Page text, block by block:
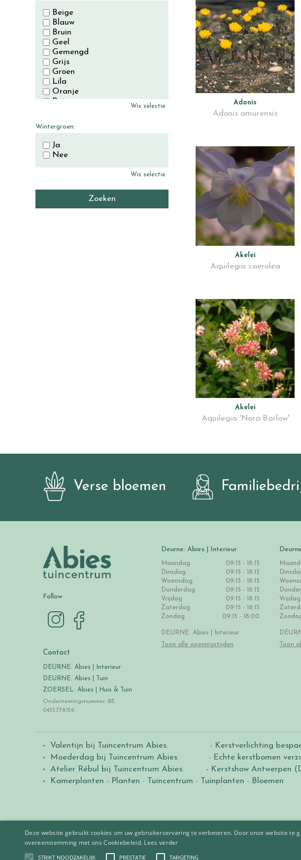
Adonis
Adonis amurensis
Akelei
Aquilegia caerulea
Akelei
Aquilegia 'Nora Barlow'
Beige
Blauw
Bruin
Geel
Gemengd
Grijs
Groen
Lila
Oranje
Paars
Wit
Zwart
Wis selectie
Wintergroen:
Ja
Nee
Wis selectie
Verse bloemen
Follow
Contact
DEURNE: Abies | Interieur
DEURNE: Abies | Tuin
ZOERSEL: Abies | Huis & Tuin
Ondernemingsnummer: BE
0433.778.159
Deurne: Abies | Interieur
Maandag
09:15 - 18:15
Dinsdag
09:15 - 18:15
Woensdag
09:15 - 18:15
Donderdag
09:15 - 18:15
Vrijdag
09:15 - 18:15
Zaterdag
09:15 - 18:15
Zondag
09:15 - 18:00
DEURNE: Abies | Interieur
Toon alle openingstijden
Vrijdag
Toon
Valentijn bij Tuincentrum Abies.
- Kerstverlichting
Moederdag bij Tuincentrum Abies. - Echte kerstbomen
Atelier Rébul bij Tuincentrum Abies.
- Kerstshow Antwerpen
Kamerplanten - Planten - Tuincentrum - Tuinplanten - Bloemen
Deze website gebruikt cookies om uw gebruikerservaring te verbeteren. Door onze website te
overeenstemming met ons Cookiebeleid. Lees verder
STRIKT NOODZAKELIJK PRESTATIE TARGETING